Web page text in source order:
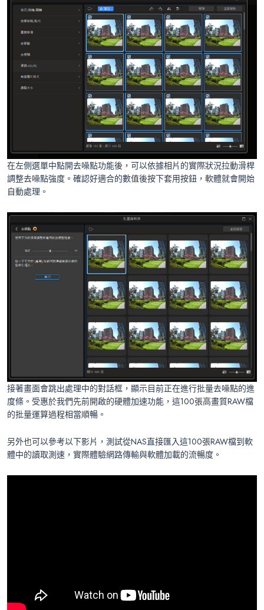
在左側選單中點開去噪點功能後，可以依據相片的實際狀況拉動滑桿
調整去噪點強度。確認好適合的數值後按下套用按鈕，軟體就會開始
自動處理。
接著畫面會跳出處理中的對話框，顯示目前正在進行批量去噪點的進
度條。受惠於我們先前開啟的硬體加速功能，這100張高畫質RAW檔
的批量運算過程相當順暢。
另外也可以參考以下影片，測試從NAS直接匯入這100張RAW檔到軟
體中的讀取測速，實際體驗網路傳輸與軟體加載的流暢度。